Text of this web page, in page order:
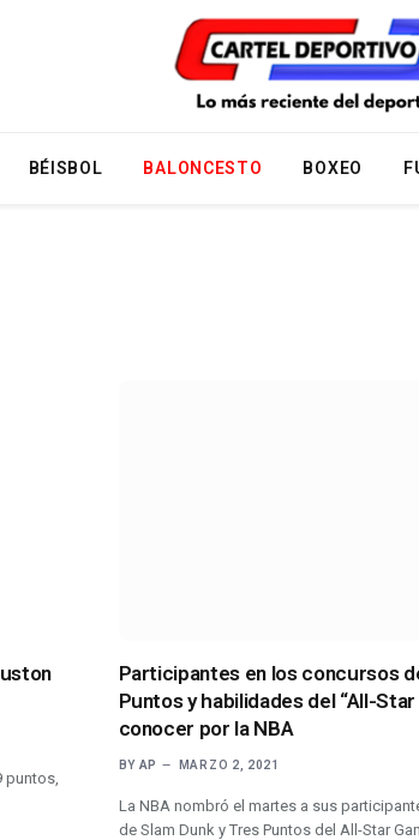
BÉISBOL BALONCESTO BOXEO
puntos,
Participantes en los concursos
Puntos y habilidades del “All-
conocer por la NBA
BY AP MARZO 2, 2021
La NBA nombró el martes a sus
de Slam Dunk y Tres Puntos del All-Star